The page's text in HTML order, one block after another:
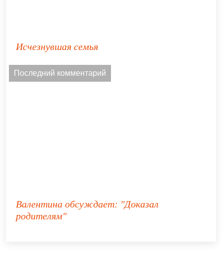
Исчезнувшая семья
Последний комментарий
Валентина обсуждает: "Доказал
родителям"